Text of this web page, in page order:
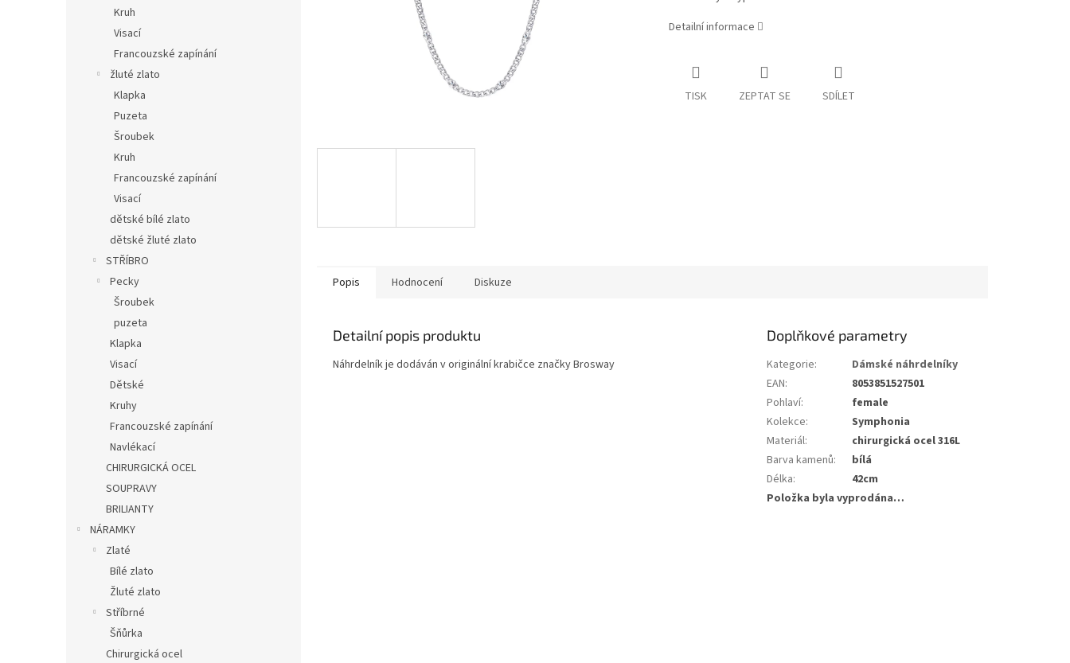
Kruh
Visací
Francouzské zapínání
žluté zlato
Klapka
Puzeta
Šroubek
Kruh
Francouzské zapínání
Visací
dětské bílé zlato
dětské žluté zlato
STŘÍBRO
Pecky
Šroubek
puzeta
Klapka
Visací
Dětské
Kruhy
Francouzské zapínání
Navlékací
CHIRURGICKÁ OCEL
SOUPRAVY
BRILIANTY
NÁRAMKY
Zlaté
Bílé zlato
Žluté zlato
Stříbrné
Šňůrka
Chirurgická ocel
Detailní informace
TISK ZEPTAT SE SDÍLET
Popis Hodnocení Diskuze
Detailní popis produktu
Náhrdelník je dodáván v originální krabičce značky Brosway
Doplňkové parametry
Kategorie:
Dámské náhrdelníky
EAN:
8053851527501
Pohlaví:
female
Kolekce:
Symphonia
Materiál:
chirurgická ocel 316L
Barva kamenů:
bílá
Délka:
42cm
Položka byla vyprodána…